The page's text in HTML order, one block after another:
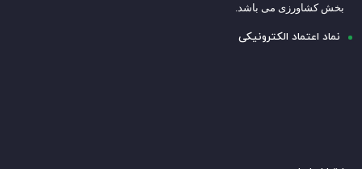
بخش کشاورزی می باشد.
نماد اعتماد الکترونیکی